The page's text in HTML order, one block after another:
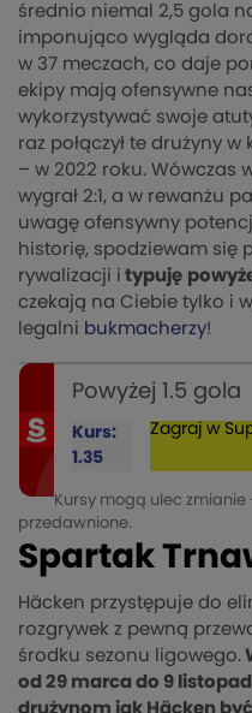
średnio niemal 2,5 gola
imponująco wygląda
w 37 meczach, co daje
ekipy mają ofensywne
wykorzystywać swoje
raz połączył te drużyny
– w 2022 roku. Wówczas
wygrał 2:1, a w rewanżu
uwagę ofensywny
historię, spodziewam się
rywalizacji i typuję
czekają na Ciebie tylko i
legalni bukmacherzy!
Powyżej 1.5 gola
Kurs:
1.35
Zagraj w
Kursy mogą ulec
przedawnione.
Spartak
Häcken przystępuje do
rozgrywek z pewną
środku sezonu ligowego.
od 29 marca do 9
drużynom jak Häcken